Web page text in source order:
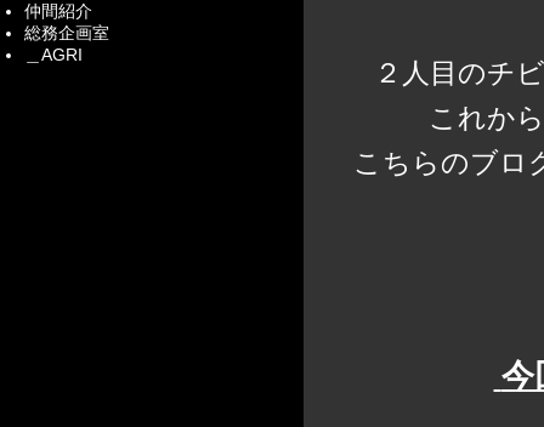
２人目のチ
これか
こちらのブロ
今
仲間紹介
総務企画室
＿AGRI